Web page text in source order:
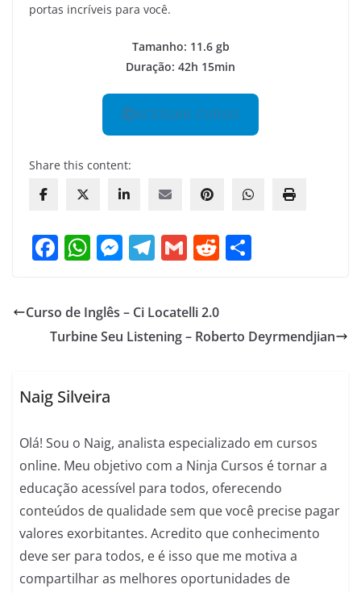
portas incríveis para você.
Tamanho: 11.6 gb
Duração: 42h 15min
ACESSAR CURSO
Share this content:
F
a
e
b
o
W
h
at
s
A
p
M
e
ss
e
n
T
el
gr
a
G
m
ai
l
R
e
di
t
e
Curso de Inglês – Ci Locatelli 2.0
Turbine Seu Listening – Roberto Deyrmendjian
Naig Silveira
Olá! Sou o Naig, analista especializado em cursos
online. Meu objetivo com a Ninja Cursos é tornar a
educação acessível para todos, oferecendo
conteúdos de qualidade sem que você precise pagar
valores exorbitantes. Acredito que conhecimento
deve ser para todos, e é isso que me motiva a
compartilhar as melhores oportunidades de